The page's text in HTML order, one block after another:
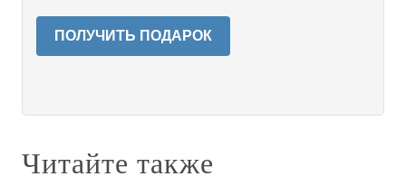
ПОЛУЧИТЬ ПОДАРОК
Читайте также